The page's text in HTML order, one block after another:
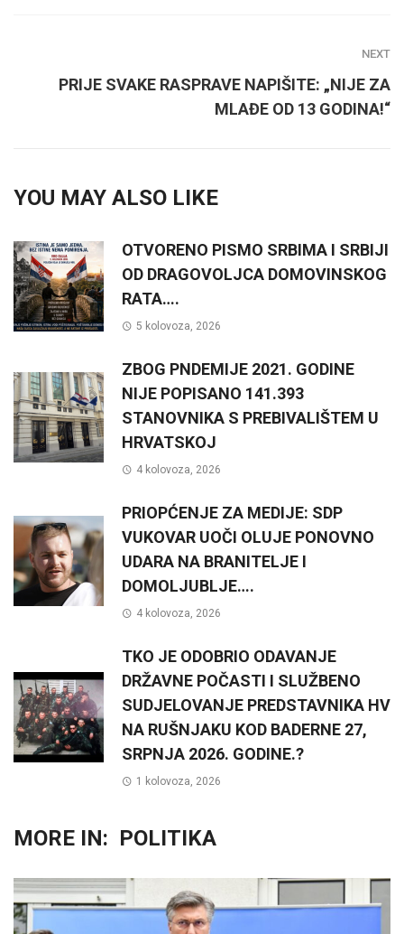
NEXT
PRIJE SVAKE RASPRAVE NAPIŠITE: „NIJE ZA
MLAĐE OD 13 GODINA!“
YOU MAY ALSO LIKE
OTVORENO PISMO SRBIMA I SRBIJI
OD DRAGOVOLJCA DOMOVINSKOG
RATA….
5 kolovoza, 2026
ZBOG PNDEMIJE 2021. GODINE
NIJE POPISANO 141.393
STANOVNIKA S PREBIVALIŠTEM U
HRVATSKOJ
4 kolovoza, 2026
PRIOPĆENJE ZA MEDIJE: SDP
VUKOVAR UOČI OLUJE PONOVNO
UDARA NA BRANITELJE I
DOMOLJUBLJE….
4 kolovoza, 2026
TKO JE ODOBRIO ODAVANJE
DRŽAVNE POČASTI I SLUŽBENO
SUDJELOVANJE PREDSTAVNIKA HV
NA RUŠNJAKU KOD BADERNE 27,
SRPNJA 2026. GODINE.?
1 kolovoza, 2026
MORE IN: POLITIKA